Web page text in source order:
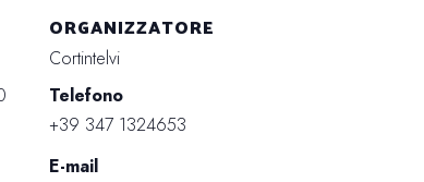
ORGANIZZATORE
Cortintelvi
Telefono
+39 347 1324653
E-mail